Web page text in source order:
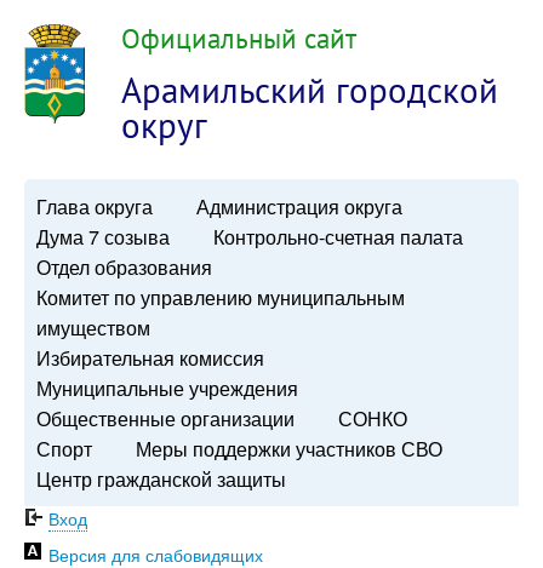
Официальный сайт
Арамильский городской
округ
Глава округа
Администрация округа
Дума 7 созыва
Контрольно-счетная палата
Отдел образования
Комитет по управлению муниципальным
имуществом
Избирательная комиссия
Муниципальные учреждения
Общественные организации
СОНКО
Спорт
Меры поддержки участников СВО
Центр гражданской защиты
Вход
Версия для слабовидящих